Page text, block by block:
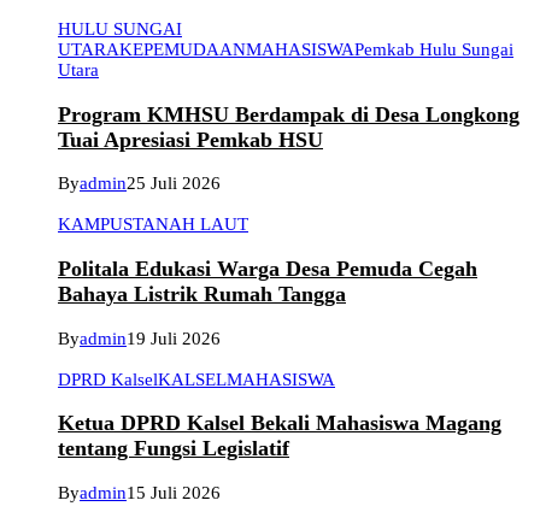
HULU SUNGAI
UTARAKEPEMUDAANMAHASISWAPemkab Hulu Sungai
Utara
Program KMHSU Berdampak di Desa Longkong
Tuai Apresiasi Pemkab HSU
Byadmin25 Juli 2026
KAMPUSTANAH LAUT
Politala Edukasi Warga Desa Pemuda Cegah
Bahaya Listrik Rumah Tangga
Byadmin19 Juli 2026
DPRD KalselKALSELMAHASISWA
Ketua DPRD Kalsel Bekali Mahasiswa Magang
tentang Fungsi Legislatif
Byadmin15 Juli 2026